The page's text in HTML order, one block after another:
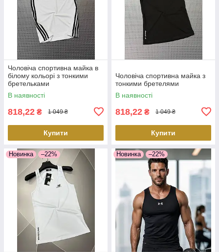
Чоловіча спортивна майка в
білому кольорі з тонкими
бретельками
В наявності
818,22 ₴ 1 049 ₴
Купити
Чоловіча спортивна майка з
тонкими бретелями
В наявності
818,22 ₴ 1 049 ₴
Купити
Новинка –22% Новинка –22%